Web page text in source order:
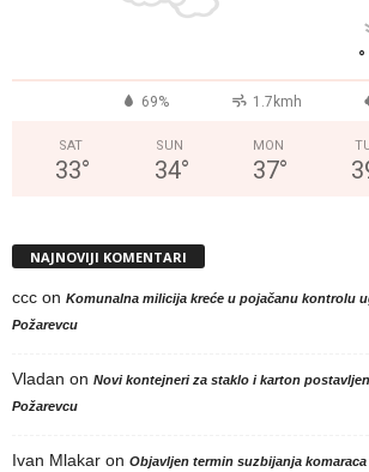
°
69% 1.7kmh
SAT
33°
SUN
34°
MON
37°
NAJNOVIJI KOMENTARI
ccc on Komunalna milicija kreće u pojačanu kontrolu
Požarevcu
Vladan on Novi kontejneri za staklo i karton
Požarevcu
Ivan Mlakar on Objavljen termin suzbijanja